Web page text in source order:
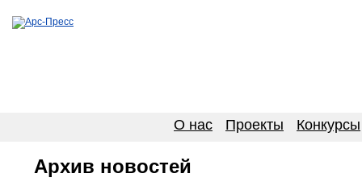
О нас Проекты Конкурсы
Архив новостей